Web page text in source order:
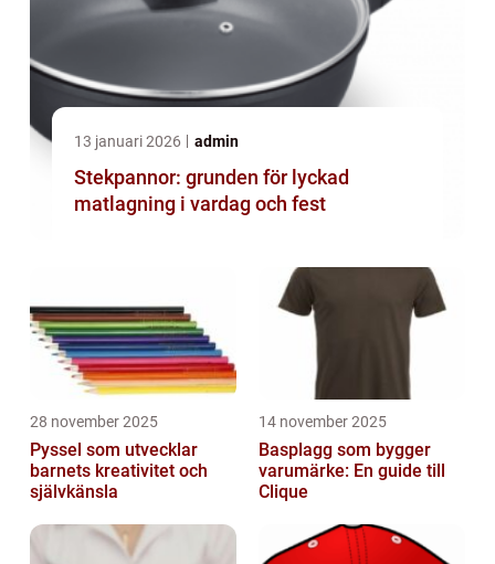
13 januari 2026 admin
Stekpannor: grunden för lyckad
matlagning i vardag och fest
28 november 2025
Pyssel som utvecklar
barnets kreativitet och
självkänsla
14 november 2025
Basplagg som bygger
varumärke: En guide till
Clique